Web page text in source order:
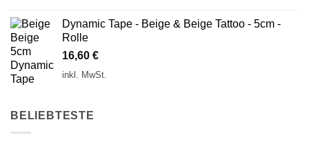
Dynamic Tape - Beige & Beige Tattoo - 5cm -
Rolle
16,60 €
inkl. MwSt.
BELIEBTESTE